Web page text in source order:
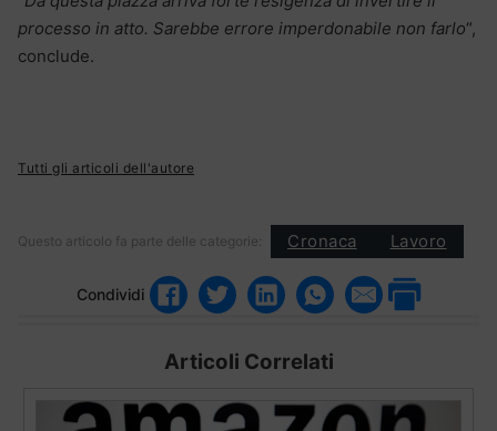
processo in atto. Sarebbe errore imperdonabile non farlo“,
conclude.
Tutti gli articoli dell'autore
Questo articolo fa parte delle categorie: Cronaca Lavoro
Condividi
Articoli Correlati